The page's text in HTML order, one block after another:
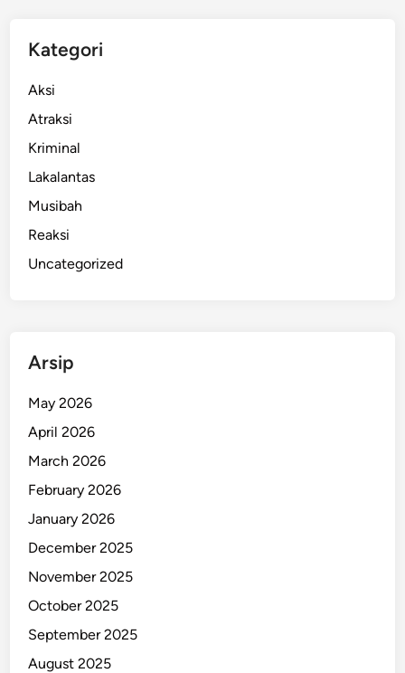
Kategori
Aksi
Atraksi
Kriminal
Lakalantas
Musibah
Reaksi
Uncategorized
Arsip
May 2026
April 2026
March 2026
February 2026
January 2026
December 2025
November 2025
October 2025
September 2025
August 2025